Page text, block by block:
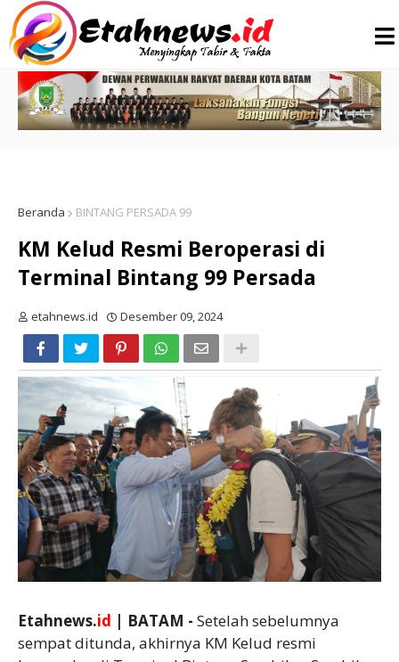
Beranda BINTANG PERSADA 99
KM Kelud Resmi Beroperasi di
Terminal Bintang 99 Persada
etahnews.id Desember 09, 2024
Etahnews.id | BATAM - Setelah sebelumnya
sempat ditunda, akhirnya KM Kelud resmi